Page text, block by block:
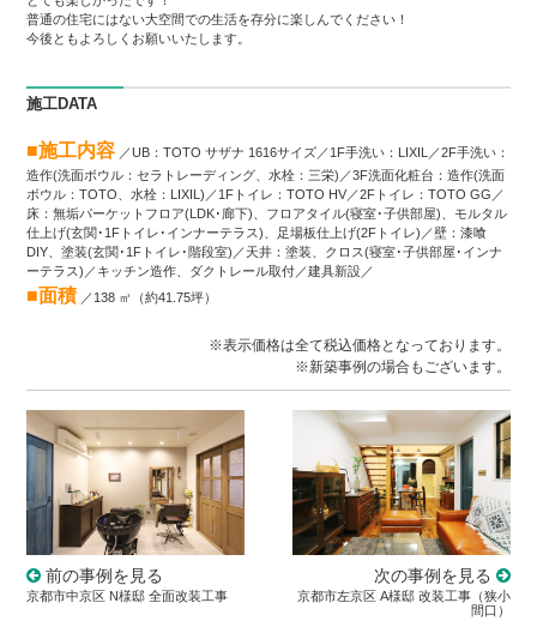
普通の住宅にはない大空間での生活を存分に楽しんでください！
今後ともよろしくお願いいたします。
施工DATA
■施工内容 ／UB：TOTO サザナ 1616サイズ／1F手洗い：LIXIL／2F手洗い：
造作(洗面ボウル：セラトレーディング、水栓：三栄)／3F洗面化粧台：造作(洗面
ボウル：TOTO、水栓：LIXIL)／1Fトイレ：TOTO HV／2Fトイレ：TOTO GG／
床：無垢パーケットフロア(LDK･廊下)、フロアタイル(寝室･子供部屋)、モルタル
仕上げ(玄関･1Fトイレ･インナーテラス)、足場板仕上げ(2Fトイレ)／壁：漆喰
DIY、塗装(玄関･1Fトイレ･階段室)／天井：塗装、クロス(寝室･子供部屋･インナ
ーテラス)／キッチン造作、ダクトレール取付／建具新設／
■面積 ／138 ㎡（約41.75坪）
※表示価格は全て税込価格となっております。
※新築事例の場合もございます。
前の事例を見る
京都市中京区 N様邸 全面改装工事
次の事例を見る
京都市左京区 A様邸 改装工事（狭小
間口）